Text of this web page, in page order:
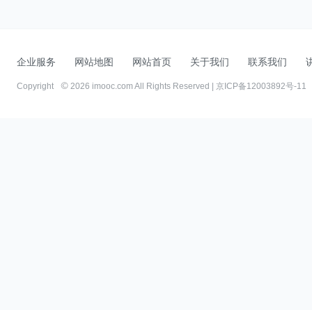
企业服务 网站地图 网站首页 关于我们 联系我们
Copyright 2026 imooc.com All Rights Reserved | 京ICP备12003892号-11